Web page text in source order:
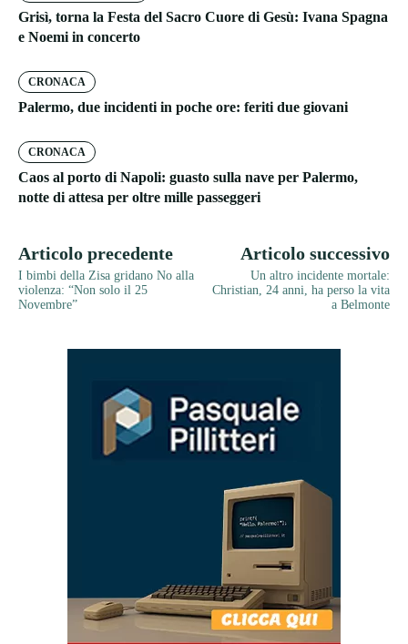
Grisì, torna la Festa del Sacro Cuore di Gesù: Ivana Spagna
e Noemi in concerto
CRONACA
Palermo, due incidenti in poche ore: feriti due giovani
CRONACA
Caos al porto di Napoli: guasto sulla nave per Palermo,
notte di attesa per oltre mille passeggeri
Articolo precedente
I bimbi della Zisa gridano No alla
violenza: “Non solo il 25
Novembre”
Articolo successivo
Un altro incidente mortale:
Christian, 24 anni, ha perso la vita
a Belmonte